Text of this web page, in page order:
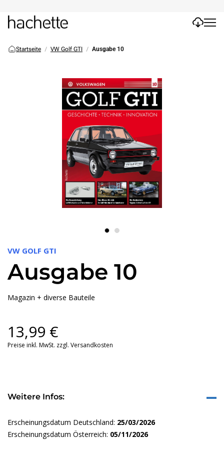
Startseite VW Golf GTI Ausgabe 10
VW GOLF GTI
Ausgabe 10
Magazin + diverse Bauteile
13,99 €
Preise inkl. MwSt. zzgl. Versandkosten
Weitere Infos:
Erscheinungsdatum Deutschland: 25/03/2026
Erscheinungsdatum Österreich: 05/11/2026